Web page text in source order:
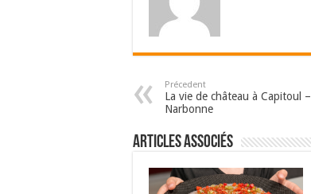
Précedent
La vie de château à Capitoul –
Narbonne
Articles associés